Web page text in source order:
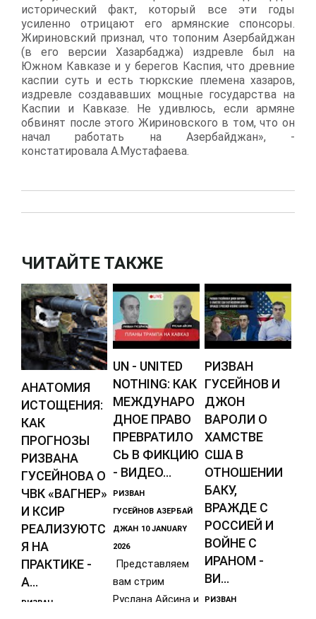
исторический факт, который все эти годы
усиленно отрицают его армянские спонсоры.
Жириновский признал, что топоним Азербайджан
(в его версии Хазарбаджа) издревле был на
Южном Кавказе и у берегов Каспия, что древние
каспии суть и есть тюркские племена хазаров,
издревле создававших мощные государства на
Каспии и Кавказе. Не удивлюсь, если армяне
обвинят после этого Жириновского в том, что он
начал работать на Азербайджан», -
констатировала А.Мустафаева.
ЧИТАЙТЕ ТАКЖЕ
АНАТОМИЯ
ИСТОЩЕНИЯ:
КАК
ПРОГНОЗЫ
РИЗВАНА
ГУСЕЙНОВА О
ЧВК «ВАГНЕР»
И КСИР
РЕАЛИЗУЮТС
Я НА
ПРАКТИКЕ -
А...
РИЗВАН
UN - UNITED
NOTHING: КАК
МЕЖДУНАРО
ДНОЕ ПРАВО
ПРЕВРАТИЛО
СЬ В ФИКЦИЮ
- ВИДЕО...
РИЗВАН
ГУСЕЙНОВ АЗЕРБАЙ
ДЖАН 10 JANUARY
2026
Представляем
вам стрим
Руслана Айсина и
РИЗВАН
ГУСЕЙНОВ И
ДЖОН
ВАРОЛИ О
ХАМСТВЕ
США В
ОТНОШЕНИИ
БАКУ,
ВРАЖДЕ С
РОССИЕЙ И
ВОЙНЕ С
ИРАНОМ -
ВИ...
РИЗВАН